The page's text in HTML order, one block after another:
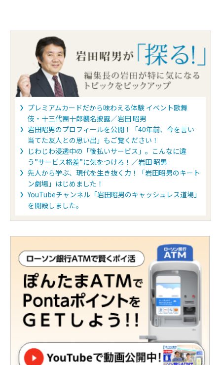
プレミアムカードだから味わえる体験 イベント歌舞
伎・十三代團十郎襲名披露／岩田 昭男
岩田昭男のプロフィールを公開！「40年前、今を言い
当てた友人との思い出」もご覧ください！
じわじわ浸透中の「後払いサービス」。こんなに違
う”サービス格差”に気をつけろ！／岩田 昭男
先人から学ぶ、現代を生き抜く力！「岩田昭男のキート
ン劇場」はじめました！
YouTubeチャンネル「岩田昭男のキャッシュレス道場」
を開設しました。